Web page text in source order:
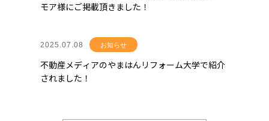
モア様にご掲載頂きました！
2025.07.08 お知らせ
不動産メディアのやまはんリフォーム大学で紹介
されました！